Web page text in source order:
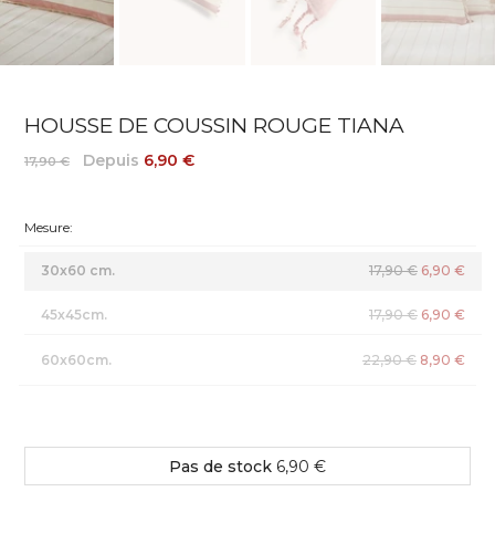
HOUSSE DE COUSSIN ROUGE TIANA
17,90 € Depuis 6,90 €
Mesure:
30x60 cm. 17,90 € 6,90 €
45x45cm. 17,90 € 6,90 €
60x60cm. 22,90 € 8,90 €
Pas de stock 6,90 €